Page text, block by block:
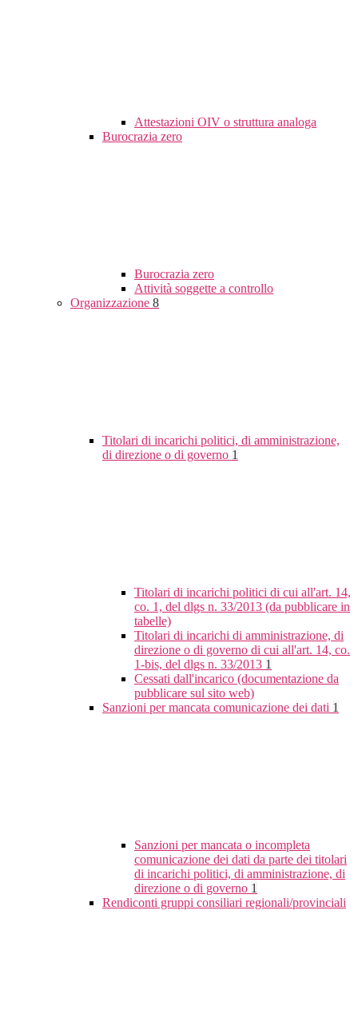
Attestazioni OIV o struttura analoga
Burocrazia zero
Burocrazia zero
Attività soggette a controllo
Organizzazione 8
Titolari di incarichi politici, di amministrazione,
di direzione o di governo 1
Titolari di incarichi politici di cui all'art. 14,
co. 1, del dlgs n. 33/2013 (da pubblicare in
tabelle)
Titolari di incarichi di amministrazione, di
direzione o di governo di cui all'art. 14, co.
1-bis, del dlgs n. 33/2013 1
Cessati dall'incarico (documentazione da
pubblicare sul sito web)
Sanzioni per mancata comunicazione dei dati 1
Sanzioni per mancata o incompleta
comunicazione dei dati da parte dei titolari
di incarichi politici, di amministrazione, di
direzione o di governo 1
Rendiconti gruppi consiliari regionali/provinciali